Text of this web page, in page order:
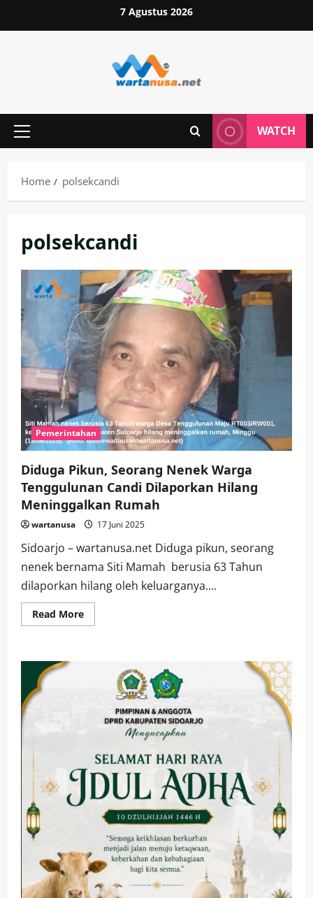
to
7 Agustus 2026
Primary
WATCH
Home polsekcandi
polsekcandi
Pemerintahan
Diduga Pikun, Seorang Nenek Warga
Tenggulunan Candi Dilaporkan Hilang
Meninggalkan Rumah
wartanusa 17 Juni 2025
Sidoarjo – wartanusa.net Diduga pikun, seorang
nenek bernama Siti Mamah berusia 63 Tahun
dilaporkan hilang oleh keluarganya....
Read MoreRead
more
Tenggulunan
Dilaporkan
Hilang
Meninggalkan